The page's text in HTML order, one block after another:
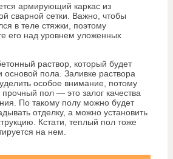
армирующий каркас из
сварной сетки. Важно, чтобы
в теле стяжки, поэтому
его над уровнем уложенных
раствор, который будет
основой пола. Заливке раствора
особое внимание, потому
пол — это залог качества
По такому полу можно будет
отделку, а можно установить
Кстати, теплый пол тоже
на нем.